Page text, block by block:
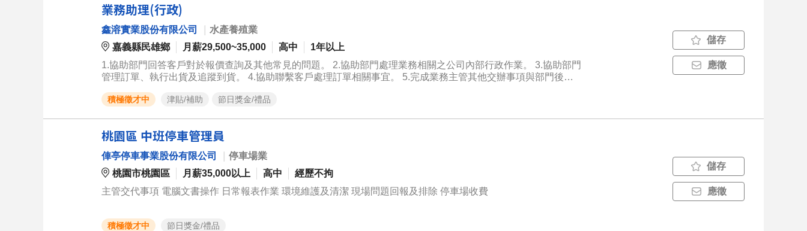
興趣 歡迎你一起加入禧悅生大家庭!!!
業務助理(行政)
鑫溶實業股份有限公司
水產養殖業
嘉義縣民雄鄉
月薪29,500~35,000 高中
1年以上
1.協助部門回答客戶對於報價查詢及其他常見的問題。 2.協助部門處理業務相關之公司內部行政作業。 3.協助部門
管理訂單、執行出貨及追蹤到貨。 4.協助聯繫客戶處理訂單相關事宜。 5.完成業務主管其他交辦事項與部門後勤
積極徵才中 津貼/補助 節日獎金/禮品
儲存
應徵
桃園區 中班停車管理員
俥亭停車事業股份有限公司
停車場業
桃園市桃園區
月薪35,000以上 高中
經歷不拘
主管交代事項 電腦文書操作 日常報表作業 環境維護及清潔 現場問題回報及排除 停車場收費
積極徵才中 節日獎金/禮品
儲存
應徵